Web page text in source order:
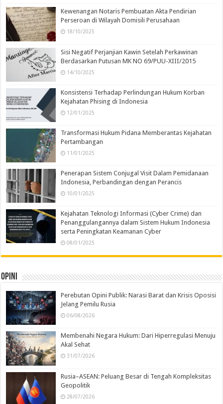
Kewenangan Notaris Pembuatan Akta Pendirian
Perseroan di Wilayah Domisili Perusahaan
18/10/2025
Sisi Negatif Perjanjian Kawin Setelah Perkawinan
Berdasarkan Putusan MK NO 69/PUU-XIII/2015
14/10/2025
Konsistensi Terhadap Perlindungan Hukum Korban
Kejahatan Phising di Indonesia
12/01/2025
Transformasi Hukum Pidana Memberantas Kejahatan
Pertambangan
11/01/2025
Penerapan Sistem Conjugal Visit Dalam Pemidanaan
Indonesia, Perbandingan dengan Perancis
10/01/2025
Kejahatan Teknologi Informasi (Cyber Crime) dan
Penanggulangannya dalam Sistem Hukum Indonesia
serta Peningkatan Keamanan Cyber
08/01/2025
Opini
Perebutan Opini Publik: Narasi Barat dan Krisis Oposisi
Jelang Pemilu Rusia
06/08/2026
Membenahi Negara Hukum: Dari Hiperregulasi Menuju
Akal Sehat
31/07/2026
Rusia–ASEAN: Peluang Besar di Tengah Kompleksitas
Geopolitik
28/07/2026